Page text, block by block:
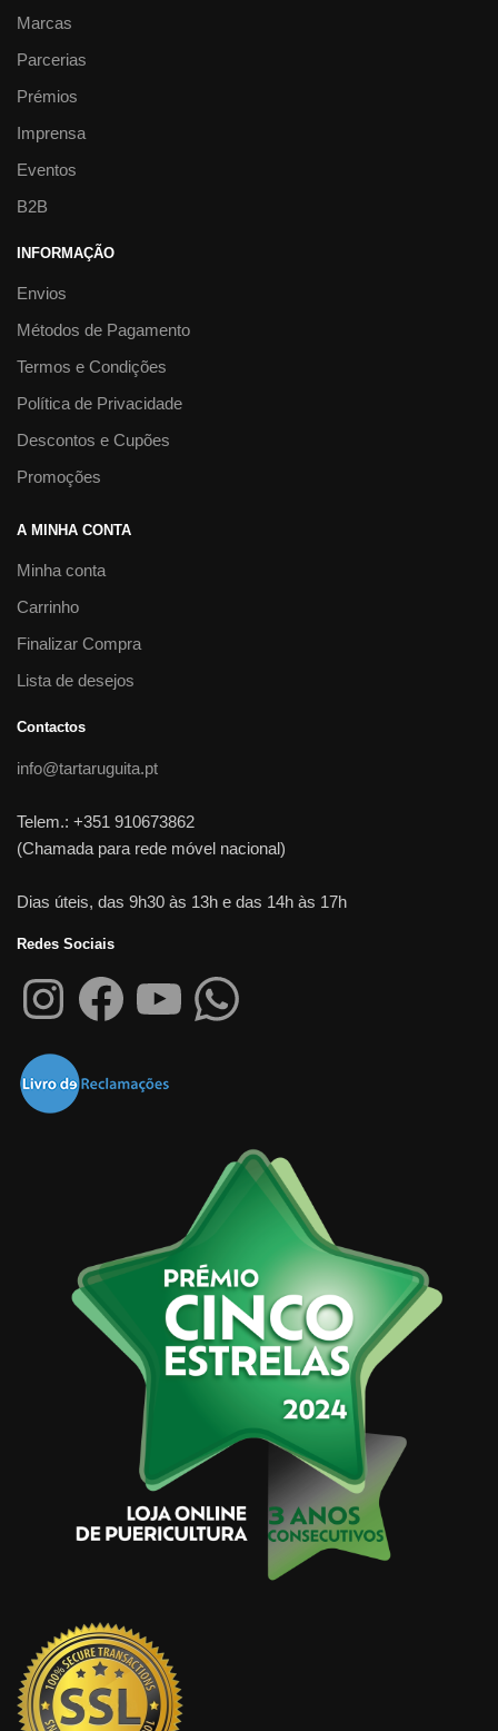
Marcas
Parcerias
Prémios
Imprensa
Eventos
B2B
INFORMAÇÃO
Envios
Métodos de Pagamento
Termos e Condições
Política de Privacidade
Descontos e Cupões
Promoções
A MINHA CONTA
Minha conta
Carrinho
Finalizar Compra
Lista de desejos
Contactos
info@tartaruguita.pt
Telem.: +351 910673862
(Chamada para rede móvel nacional)
Dias úteis, das 9h30 às 13h e das 14h às 17h
Redes Sociais